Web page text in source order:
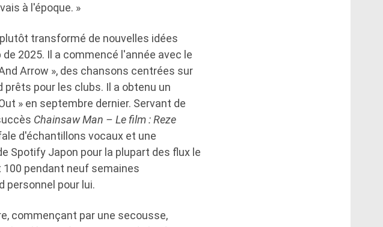
à l'époque. »
transformé de nouvelles idées
2025. Il a commencé l'année avec le
Arrow », des chansons centrées sur
pour les clubs. Il a obtenu un
» en septembre dernier. Servant de
Chainsaw Man – Le film : Reze
d'échantillons vocaux et une
Spotify Japon pour la plupart des flux le
100 pendant neuf semaines
personnel pour lui.
commençant par une secousse,